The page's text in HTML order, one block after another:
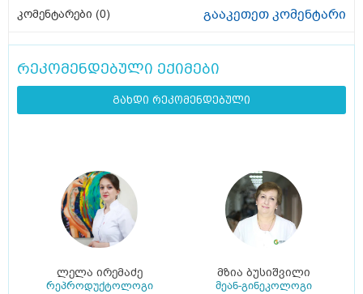
კომენტარები (0) გააკეთეთ კომენტარი
რეკომენდებული ექიმები
გახდი რეკომენდებული
ლელა ირემაძე
რეპროდუქტოლოგი
მზია ბუსიშვილი
მეან-გინეკოლოგი